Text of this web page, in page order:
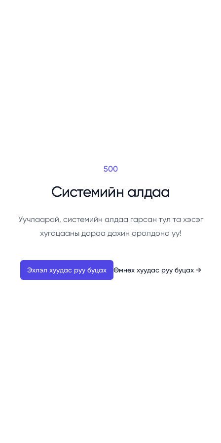
500
Системийн алдаа
Уучлаарай, системийн алдаа гарсан тул та хэсэг
хугацааны дараа дахин оролдоно уу!
Эхлэл хуудас руу буцах Өмнөх хуудас руу буцах →